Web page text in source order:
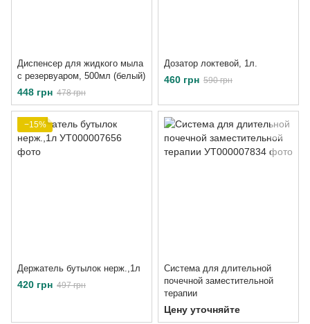
Диспенсер для жидкого мыла
с резервуаром, 500мл (белый)
448 грн 478 грн
Дозатор локтевой, 1л.
460 грн 590 грн
−15%
Держатель бутылок нерж.,1л
420 грн 497 грн
Система для длительной
почечной заместительной
терапии
Цену уточняйте